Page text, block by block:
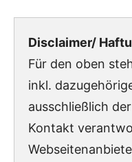
Disclaimer/
Für den oben
inkl.
ausschließlich
Kontakt